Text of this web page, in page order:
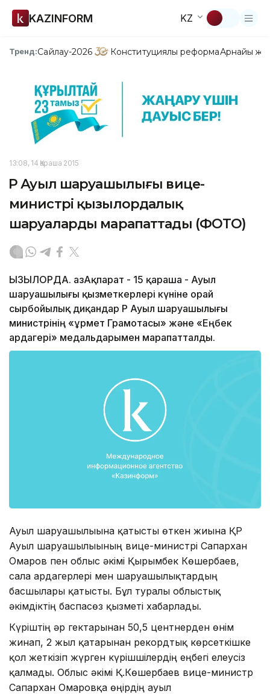
KAZINFORM KZ
Тренд:Сайлау-2026 Конституциялық реформаАрнайы
13:08, 14 Қараша 2015
ҚР Ауыл шаруашылығы вице-
министрі қызылордалық
шаруаларды марапаттады (ФОТО)
ҚЫЗЫЛОРДА. ҚазАқпарат - 15 қараша - Ауыл
шаруашылығы қызметкерлері күніне орай
сырбойылық диқандар ҚР Ауыл шаруашылығы
министрінің «Құрмет Грамотасы» және «Еңбек
ардагері» медальдарымен марапатталды.
Ауыл шаруашылығына қатысты өткен жиынға ҚР
Ауыл шаруашылығының вице-министрі Сапархан
Омаров пен облыс әкімі Қырымбек Көшербаев,
сала ардагерлері мен шаруашылықтардың
басшылары қатысты. Бұл туралы облыстық
әкімдіктің баспасөз қызметі хабарлады.
Күріштің әр гектарынан 50,5 центнерден өнім
жинап, 2 жыл қатарынан рекордтық көрсеткішке
қол жеткізіп жүрген күрішшілердің еңбегі елеусіз
қалмады. Облыс әкімі Қ.Көшербаев вице-министр
Сапархан Омаровқа өңірдің ауыл